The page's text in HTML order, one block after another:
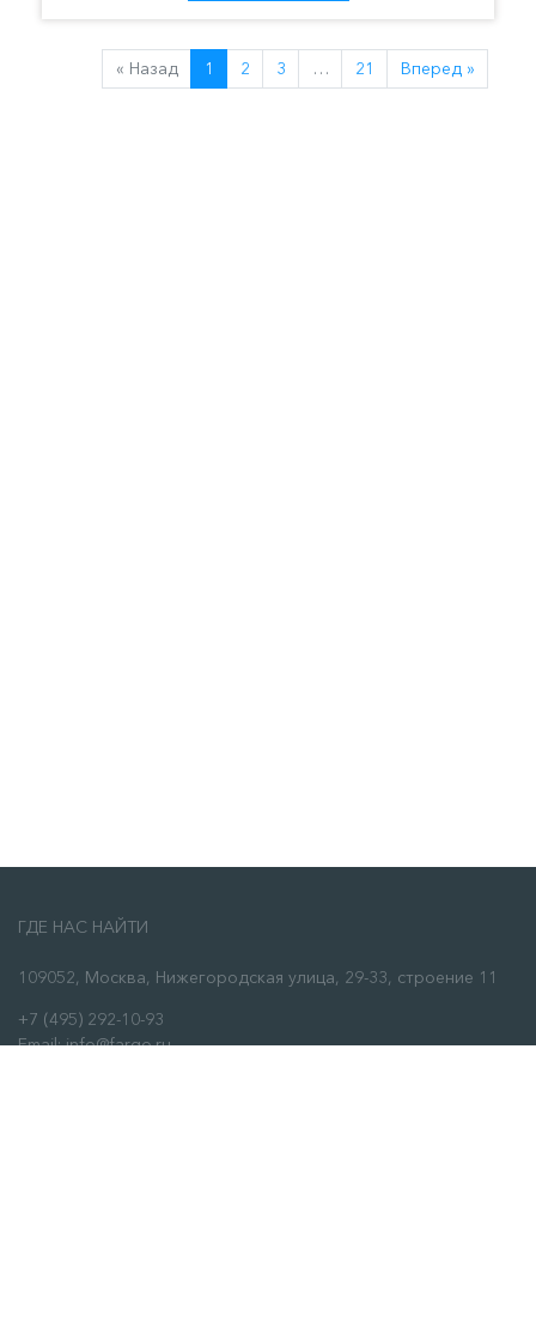
« Назад 1 2 3 … 21 Вперед »
ГДЕ НАС НАЙТИ
109052, Москва, Нижегородская улица, 29-33, строение 11
+7 (495) 292-10-93
Email: info@fargo.ru